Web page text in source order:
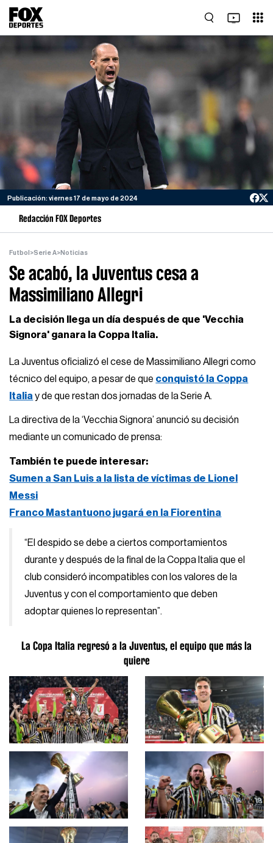
Publicación: viernes 17 de mayo de 2024
Redacción FOX Deportes
Futbol >Serie A>Noticias
Se acabó, la Juventus cesa a
Massimiliano Allegri
La decisión llega un día después de que 'Vecchia
Signora' ganara la Coppa Italia.
La Juventus oficializó el cese de Massimiliano Allegri como
técnico del equipo, a pesar de que conquistó la Coppa
Italia y de que restan dos jornadas de la Serie A.
La directiva de la ‘Vecchia Signora’ anunció su decisión
mediante un comunicado de prensa:
También te puede interesar:
Sumen a San Luis a la lista de víctimas de Lionel
Messi
Franco Mastantuono jugará en la Fiorentina
“El despido se debe a ciertos comportamientos
durante y después de la final de la Coppa Italia que el
club consideró incompatibles con los valores de la
Juventus y con el comportamiento que deben
adoptar quienes lo representan”.
La Copa Italia regresó a la Juventus, el equipo que más la
quiere